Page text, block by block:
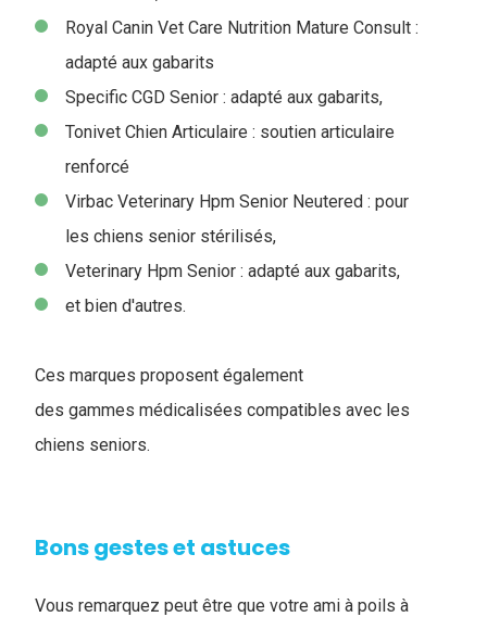
Royal Canin Vet Care Nutrition Mature Consult :
adapté aux gabarits
Specific CGD Senior : adapté aux gabarits,
Tonivet Chien Articulaire : soutien articulaire
renforcé
Virbac Veterinary Hpm Senior Neutered : pour
les chiens senior stérilisés,
Veterinary Hpm Senior : adapté aux gabarits,
et bien d'autres.
Ces marques proposent également
des gammes médicalisées compatibles avec les
chiens seniors.
Bons gestes et astuces
Vous remarquez peut être que votre ami à poils à